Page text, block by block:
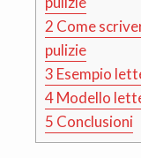
2 Come
pulizie
3 Esempio
4Modello
5 Conclusioni